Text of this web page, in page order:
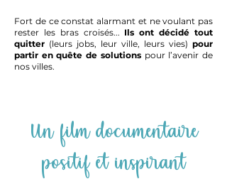
Fort de ce constat alarmant et ne voulant pas
rester les bras croisés... Ils ont décidé tout
quitter (leurs jobs, leur ville, leurs vies) pour
partir en quête de solutionspour l’avenir de
nos villes.
Un film documentaire
positif et inspirant